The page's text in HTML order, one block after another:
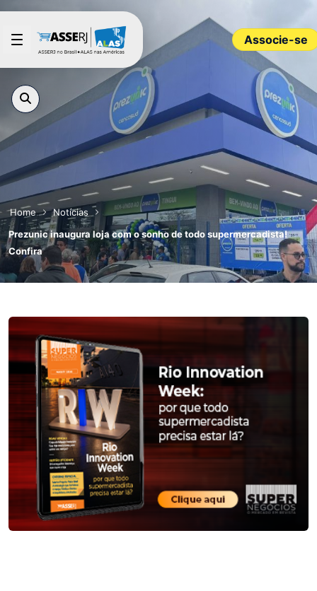
Pular para o Conteúdo principal
Associe-se
Home
Notícias
Prezunic inaugura loja com o sonho de todo supermercadista!
Confira